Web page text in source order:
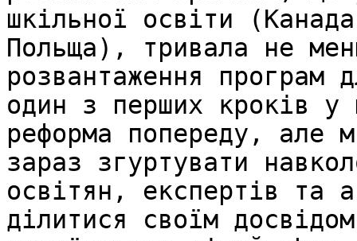
шкільної освіти
Польща), тривала не
розвантаження програм
один з перших кроків у
реформа попереду, але
зараз згуртувати
освітян, експертів та
ділитися своїм